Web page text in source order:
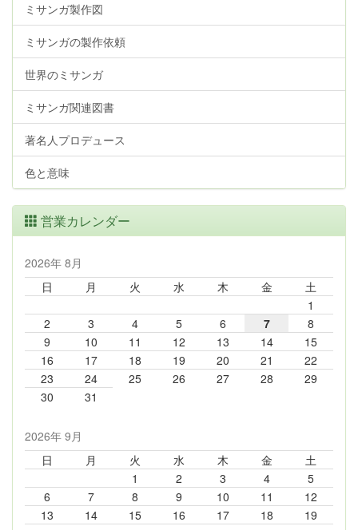
ミサンガ製作図
ミサンガの製作依頼
世界のミサンガ
ミサンガ関連図書
著名人プロデュース
色と意味
営業カレンダー
2026年 8月
日
月 火 水 木 金
土
1
2
3 4 5 6 7
8
9
10 11 12 13 14
15
16
17 18 19 20 21
22
23
24 25 26 27 28
29
30
31
2026年 9月
日
月 火 水 木 金
土
1
2 3 4
5
6
7 8 9 10 11
12
13
14 15 16 17 18
19